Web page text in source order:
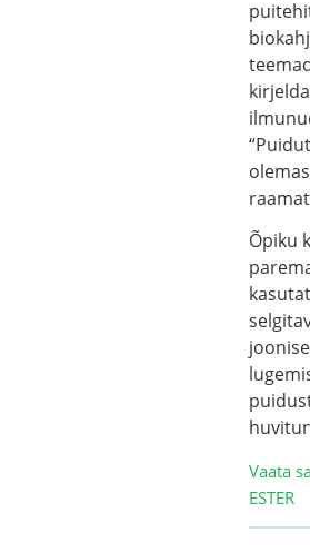
Õpiku
Vaata
ESTER